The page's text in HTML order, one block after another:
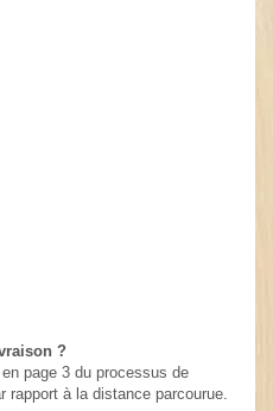
?
page 3 du processus de
rapport à la distance parcourue.